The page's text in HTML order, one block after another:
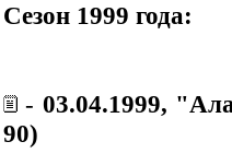
Сезон 1999 года:
- 03.04.1999,
90)